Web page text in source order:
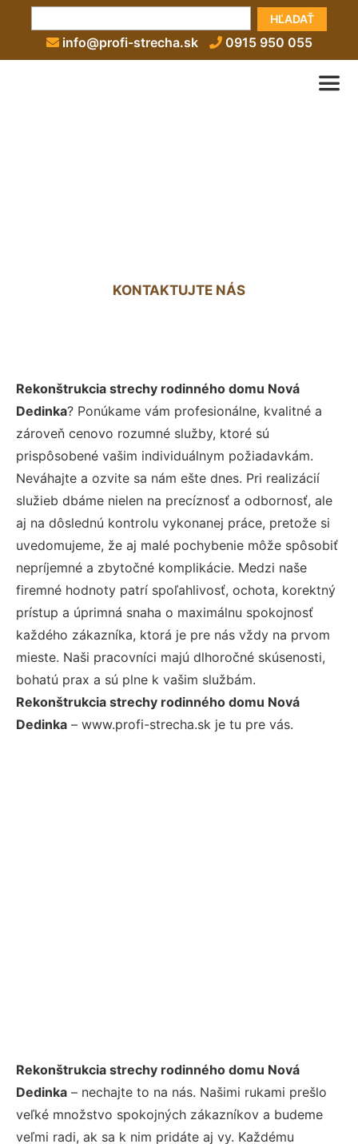
HĽADAŤ
info@profi-strecha.sk 0915 950 055
KONTAKTUJTE NÁS
Rekonštrukcia strechy rodinného domu Nová
Dedinka? Ponúkame vám profesionálne, kvalitné a
zároveň cenovo rozumné služby, ktoré sú
prispôsobené vašim individuálnym požiadavkám.
Neváhajte a ozvite sa nám ešte dnes. Pri realizácií
služieb dbáme nielen na precíznosť a odbornosť, ale
aj na dôslednú kontrolu vykonanej práce, pretože si
uvedomujeme, že aj malé pochybenie môže spôsobiť
nepríjemné a zbytočné komplikácie. Medzi naše
firemné hodnoty patrí spoľahlivosť, ochota, korektný
prístup a úprimná snaha o maximálnu spokojnosť
každého zákazníka, ktorá je pre nás vždy na prvom
mieste. Naši pracovníci majú dlhoročné skúsenosti,
bohatú prax a sú plne k vašim službám.
Rekonštrukcia strechy rodinného domu Nová
Dedinka – www.profi-strecha.sk je tu pre vás.
Rekonštrukcia strechy rodinného domu Nová
Dedinka – nechajte to na nás. Našimi rukami prešlo
veľké množstvo spokojných zákazníkov a budeme
veľmi radi, ak sa k nim pridáte aj vy. Každému